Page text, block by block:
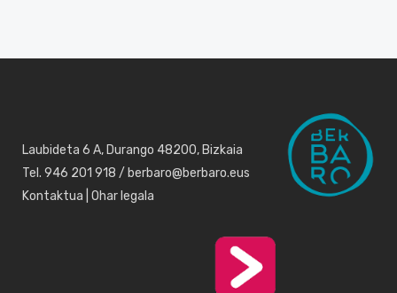
Laubideta 6 A, Durango 48200, Bizkaia
Tel. 946 201 918 / berbaro@berbaro.eus
Kontaktua Ohar legala